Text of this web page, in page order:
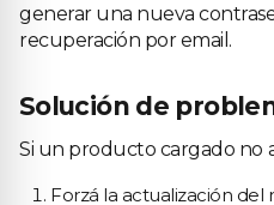
generar una nueva
recuperación por email.
Solución de
Si un producto cargado no
Forzá la actualización del